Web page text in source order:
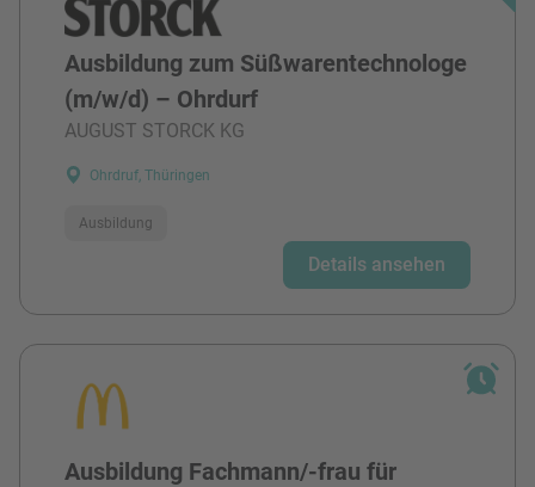
Ausbildung zum Süßwarentechnologe
(m/w/d) – Ohrdurf
AUGUST STORCK KG
Ohrdruf, Thüringen
Ausbildung
Details ansehen
Ausbildung Fachmann/-frau für